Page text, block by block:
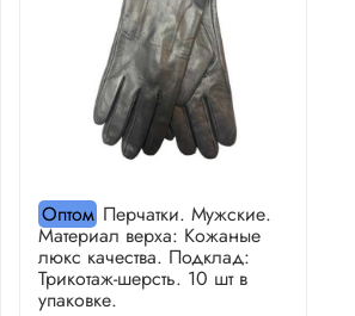
ОптомПерчатки. Мужские.
Материал верха: Кожаные
люкс качества. Подклад:
Трикотаж-шерсть. 10 шт в
упаковке.